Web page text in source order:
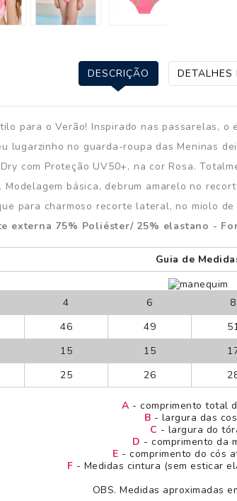
DESCRIÇÃO DETALHES
para o Verão! Inspirado nas passarelas,
lugarzinho no guarda-roupa das Meninas
com Proteção UV50+, na cor Rosa.
básica, debrum amarelo no
para charmoso recorte lateral, no miolo
externa 75% Poliéster/ 25% elastano -
Guia de
4 6 8
46 49
15 15
25 26
A - comprimento total
B - largura das
C - largura do
D - comprimento da
E - comprimento do cós
F - Medidas cintura (sem esticar
OBS. Medidas aproximadas